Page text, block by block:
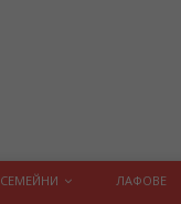
СЕМЕЙНИ ЛАФОВЕ